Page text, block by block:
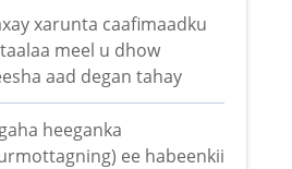
xarunta caafimaadku
meel u dhow
aad degan tahay
heeganka
ee habeenkii